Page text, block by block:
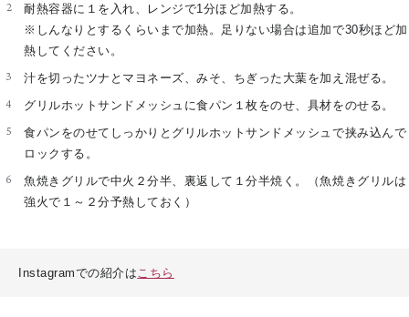
耐熱容器に１を入れ、レンジで1分ほど加熱する。
※しんなりとするくらいまで加熱。足りない場合は追加で30秒ほど加
熱してください。
汁を切ったツナとマヨネーズ、みそ、ちぎった大葉を加え混ぜる。
グリルホットサンドメッシュに食パン１枚をのせ、具材をのせる。
食パンをのせてしっかりとグリルホットサンドメッシュで挟み込んで
ロックする。
魚焼きグリルで中火２分半、裏返して１分半焼く。（魚焼きグリルは
強火で１～２分予熱しておく）
Instagramでの紹介は こちら